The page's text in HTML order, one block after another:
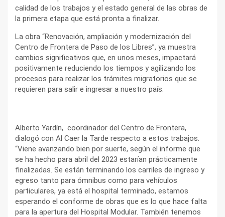
calidad de los trabajos y el estado general de las obras de
la primera etapa que está pronta a finalizar.
La obra “Renovación, ampliación y modernización del
Centro de Frontera de Paso de los Libres”, ya muestra
cambios significativos que, en unos meses, impactará
positivamente reduciendo los tiempos y agilizando los
procesos para realizar los trámites migratorios que se
requieren para salir e ingresar a nuestro país.
Alberto Yardín, coordinador del Centro de Frontera,
dialogó con Al Caer la Tarde respecto a estos trabajos.
“Viene avanzando bien por suerte, según el informe que
se ha hecho para abril del 2023 estarían prácticamente
finalizadas. Se están terminando los carriles de ingreso y
egreso tanto para ómnibus como para vehículos
particulares, ya está el hospital terminado, estamos
esperando el conforme de obras que es lo que hace falta
para la apertura del Hospital Modular. También tenemos